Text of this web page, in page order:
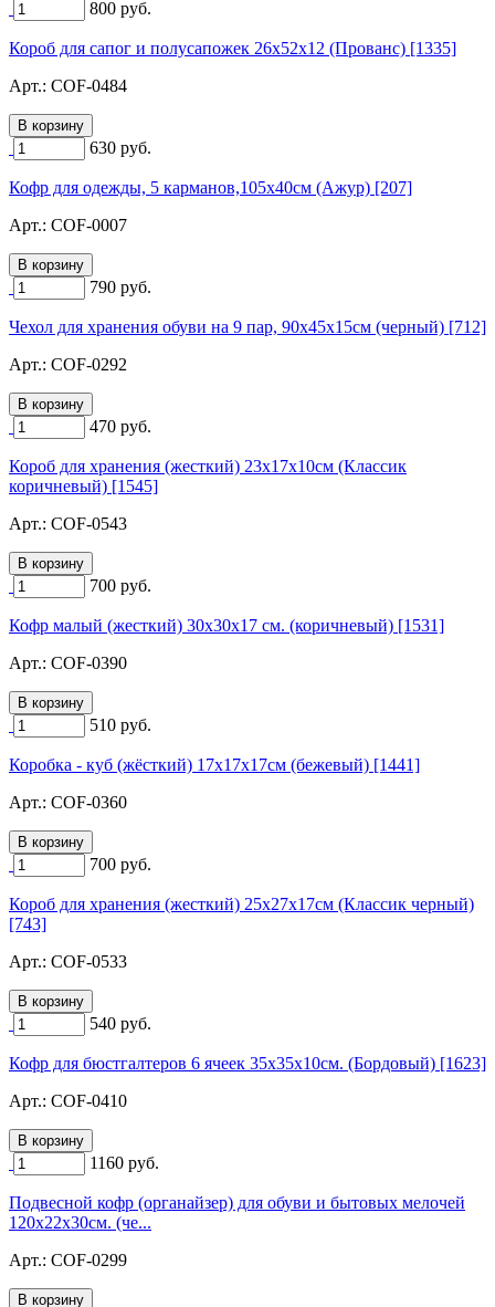
800 руб.
Короб для сапог и полусапожек 26х52х12 (Прованс) [1335]
Арт.: COF-0484
630 руб.
Кофр для одежды, 5 карманов,105х40см (Ажур) [207]
Арт.: COF-0007
790 руб.
Чехол для хранения обуви на 9 пар, 90х45х15см (черный) [712]
Арт.: COF-0292
470 руб.
Короб для хранения (жесткий) 23х17х10см (Классик
коричневый) [1545]
Арт.: COF-0543
700 руб.
Кофр малый (жесткий) 30х30х17 см. (коричневый) [1531]
Арт.: COF-0390
510 руб.
Коробка - куб (жёсткий) 17х17х17см (бежевый) [1441]
Арт.: COF-0360
700 руб.
Короб для хранения (жесткий) 25х27х17см (Классик черный)
[743]
Арт.: COF-0533
540 руб.
Кофр для бюстгалтеров 6 ячеек 35х35х10см. (Бордовый) [1623]
Арт.: COF-0410
1160 руб.
Подвесной кофр (органайзер) для обуви и бытовых мелочей
120х22х30см. (че...
Арт.: COF-0299